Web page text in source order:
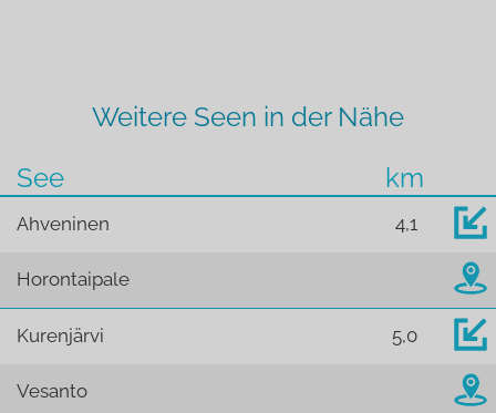
Weitere Seen in der Nähe
See
km
Ahveninen 4,1
Horontaipale
Kurenjärvi 5,0
Vesanto